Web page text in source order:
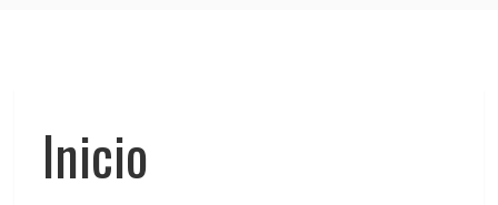
Inicio